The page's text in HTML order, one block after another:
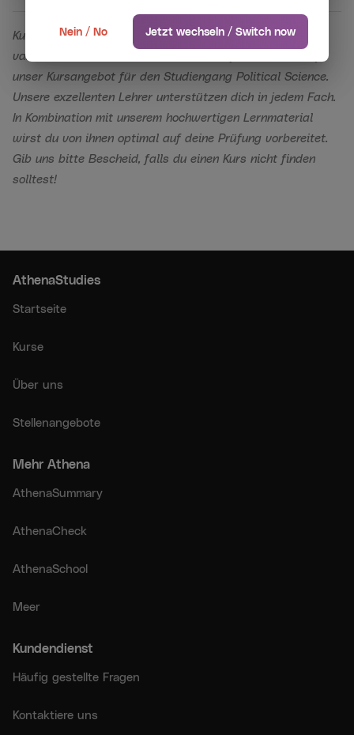
Kurse, Nachhilfe und Prüfungstraining an der Universiteit
van Amsterdam von AthenaStudies.
unser Kursangebot für den Studiengang Political Science.
Unsere exzellenten Lehrer unterstützen dich in jedem Fach.
In Kombination mit unserem hochwertigen Lernmaterial
wirst du von ihnen optimal auf deine Prüfung vorbereitet.
Gib uns bitte Bescheid, falls du einen Kurs nicht finden
solltest!
AthenaStudies
Startseite
Kurse
Über uns
Stellenangebote
Mehr Athena
AthenaSummary
AthenaCheck
AthenaSchool
Meer
Kundendienst
Häufig gestellte Fragen
Kontaktiere uns
Nein / No Jetzt wechseln / Switch now